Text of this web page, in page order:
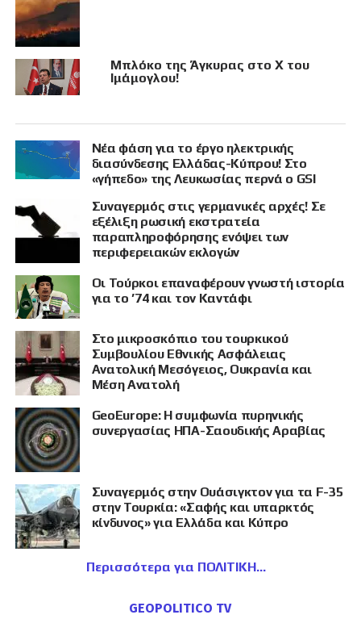
Μπλόκο της Άγκυρας στο X του
Ιμάμογλου!
Νέα φάση για το έργο ηλεκτρικής
διασύνδεσης Ελλάδας-Κύπρου! Στο
«γήπεδο» της Λευκωσίας περνά ο GSI
Συναγερμός στις γερμανικές αρχές! Σε
εξέλιξη ρωσική εκστρατεία
παραπληροφόρησης ενόψει των
περιφερειακών εκλογών
Οι Τούρκοι επαναφέρουν γνωστή ιστορία
για το ’74 και τον Καντάφι
Στο μικροσκόπιο του τουρκικού
Συμβουλίου Εθνικής Ασφάλειας
Ανατολική Μεσόγειος, Ουκρανία και
Μέση Ανατολή
GeoEurope: Η συμφωνία πυρηνικής
συνεργασίας ΗΠΑ-Σαουδικής Αραβίας
Συναγερμός στην Ουάσιγκτον για τα F-35
στην Τουρκία: «Σαφής και υπαρκτός
κίνδυνος» για Ελλάδα και Κύπρο
Περισσότερα για ΠΟΛΙΤΙΚΗ
GEOPOLITICO TV